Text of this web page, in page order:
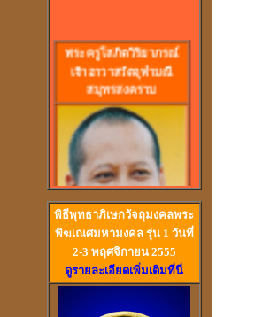
พระครูโสภิตวิริยาภรณ์
เจ้าอาวาสวัดจุฬามณี
สมุทรสงคราม
วัดสวนหงส์ สุพรรณบุรี
พิธีพุทธาภิเษกวัจถุมงคลพระ
พิฆเณศมหามงคล รุ่น 1 วันที่
2-3 พฤศจิกายน 2555
ดูรายละเอียดเพิ่มเติมที่นี่